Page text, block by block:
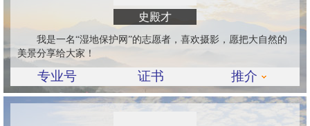
史殿才
我是一名“湿地保护网”的志愿者，喜欢摄影，愿把大自然的
美景分享给大家！
专业号 证书 推介